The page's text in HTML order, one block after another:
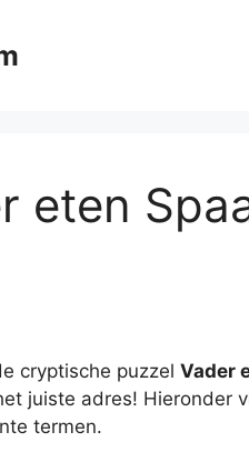
eten
cryptische puzzel Vader
juiste adres! Hieronder
termen.